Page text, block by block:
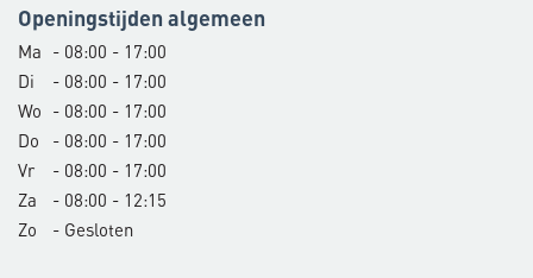
Openingstijden algemeen
Ma
- 08:00 - 17:00
Di
- 08:00 - 17:00
Wo
- 08:00 - 17:00
Do
- 08:00 - 17:00
Vr
- 08:00 - 17:00
Za
- 08:00 - 12:15
Zo
- Gesloten